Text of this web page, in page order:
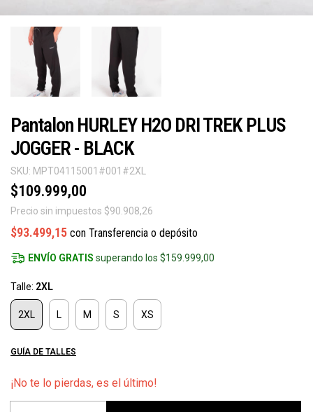
Pantalon HURLEY H2O DRI TREK PLUS
JOGGER - BLACK
SKU: MPT04115001#001#2XL
$109.999,00
Precio sin impuestos $90.908,26
$93.499,15 con Transferencia o depósito
ENVÍO GRATIS superando los$159.999,00
Talle: 2XL
2XL L M S XS
GUÍA DE TALLES
¡No te lo pierdas, es el último!